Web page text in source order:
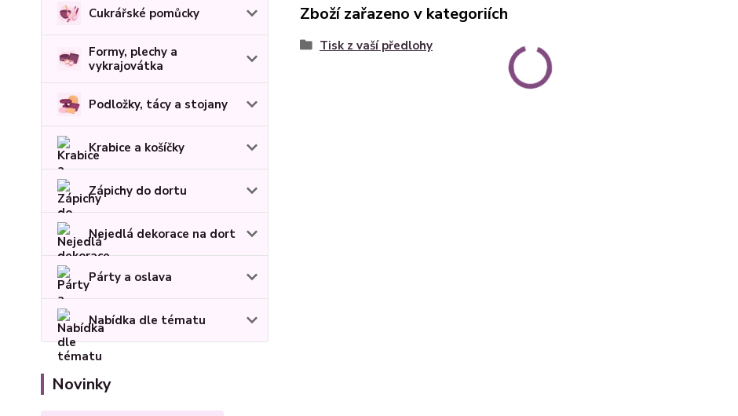
Cukrářské pomůcky
Formy, plechy a
vykrajovátka
Podložky, tácy a stojany
Krabice a košíčky
Zápichy do dortu
Nejedlá dekorace na dort
Párty a oslava
Nabídka dle tématu
Novinky
Zboží zařazeno v kategoriích
Tisk z vaší předlohy